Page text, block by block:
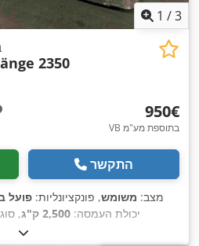
1 /3
2350
‏950 ‏€
VB בתוספת מע"מ
התקשר
מצב: משומש, פונקציונליות: פועל
, יכולת העמסה: 2,500 ק"ג
,
, אורך